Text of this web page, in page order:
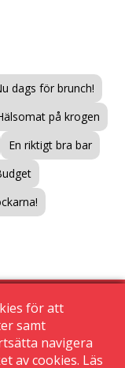
dags för brunch!
på krogen
En riktigt bra bar
för att
samt
navigera
av cookies. Läs